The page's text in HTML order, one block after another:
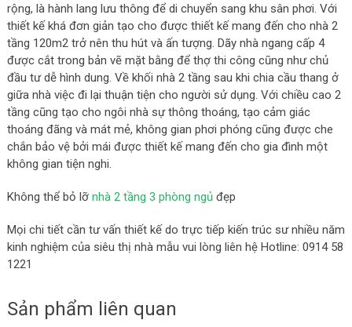
rộng, là hành lang lưu thông để di chuyển sang khu sân phơi. Với
thiết kế khá đơn giản tạo cho được thiết kế mang đến cho nhà 2
tầng 120m2 trở nên thu hút và ấn tượng. Dãy nhà ngang cấp 4
được cắt trong bản vẽ mặt bằng để thợ thi công cũng như chủ
đầu tư dễ hình dung. Về khối nhà 2 tầng sau khi chia cầu thang ở
giữa nhà việc đi lại thuận tiện cho người sử dụng. Với chiều cao 2
tầng cũng tạo cho ngôi nhà sự thông thoáng, tạo cảm giác
thoáng đãng và mát mẻ, không gian phơi phóng cũng được che
chắn bảo vệ bởi mái được thiết kế mang đến cho gia đình một
không gian tiện nghi.
Không thể bỏ lỡ nhà 2 tầng 3 phòng ngủđẹp
Mọi chi tiết cần tư vấn thiết kế do trực tiếp kiến trúc sư nhiều năm
kinh nghiệm của siêu thị nhà mẫu vui lòng liên hệ Hotline: 0914 58
1221
Sản phẩm liên quan